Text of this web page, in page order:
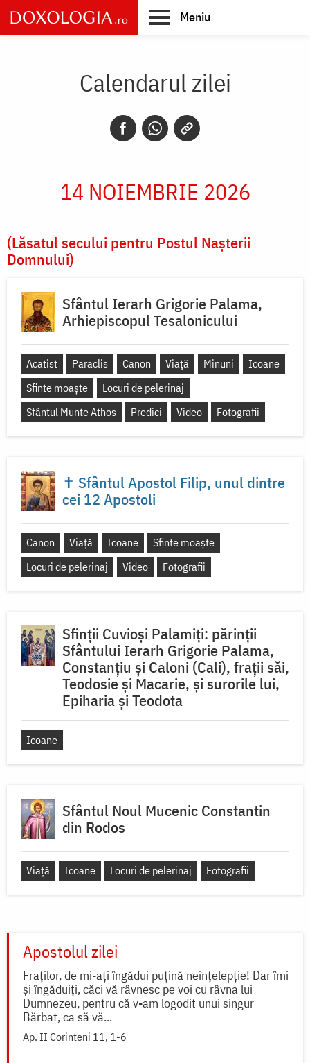
Skip
to
main
Meniu
Calendarul zilei
14 NOIEMBRIE 2026
(Lăsatul secului pentru Postul Nașterii
Domnului)
Sfântul Ierarh Grigorie Palama,
Arhiepiscopul Tesalonicului
Acatist Paraclis Canon Viață Minuni
Icoane
Sfinte moaște
Locuri de pelerinaj
Sfântul Munte Athos
Predici Video Fotografii
✝ Sfântul Apostol Filip, unul dintre
cei 12 Apostoli
Canon Viață Icoane
Sfinte moaște
Locuri de pelerinaj
Video Fotografii
Sfinții Cuvioși Palamiți: părinții
Sfântului Ierarh Grigorie Palama,
Constanțiu și Caloni (Cali), frații săi,
Teodosie și Macarie, și surorile lui,
Epiharia și Teodota
Icoane
Sfântul Noul Mucenic Constantin
din Rodos
Viață Icoane Locuri de pelerinaj Fotografii
Apostolul zilei
Fraților, de mi-ați îngădui puțină neînțelepție! Dar îmi
și îngăduiți, căci vă râvnesc pe voi cu râvna lui
Dumnezeu, pentru că v-am logodit unui singur
Bărbat, ca să vă...
Ap. II Corinteni 11, 1-6